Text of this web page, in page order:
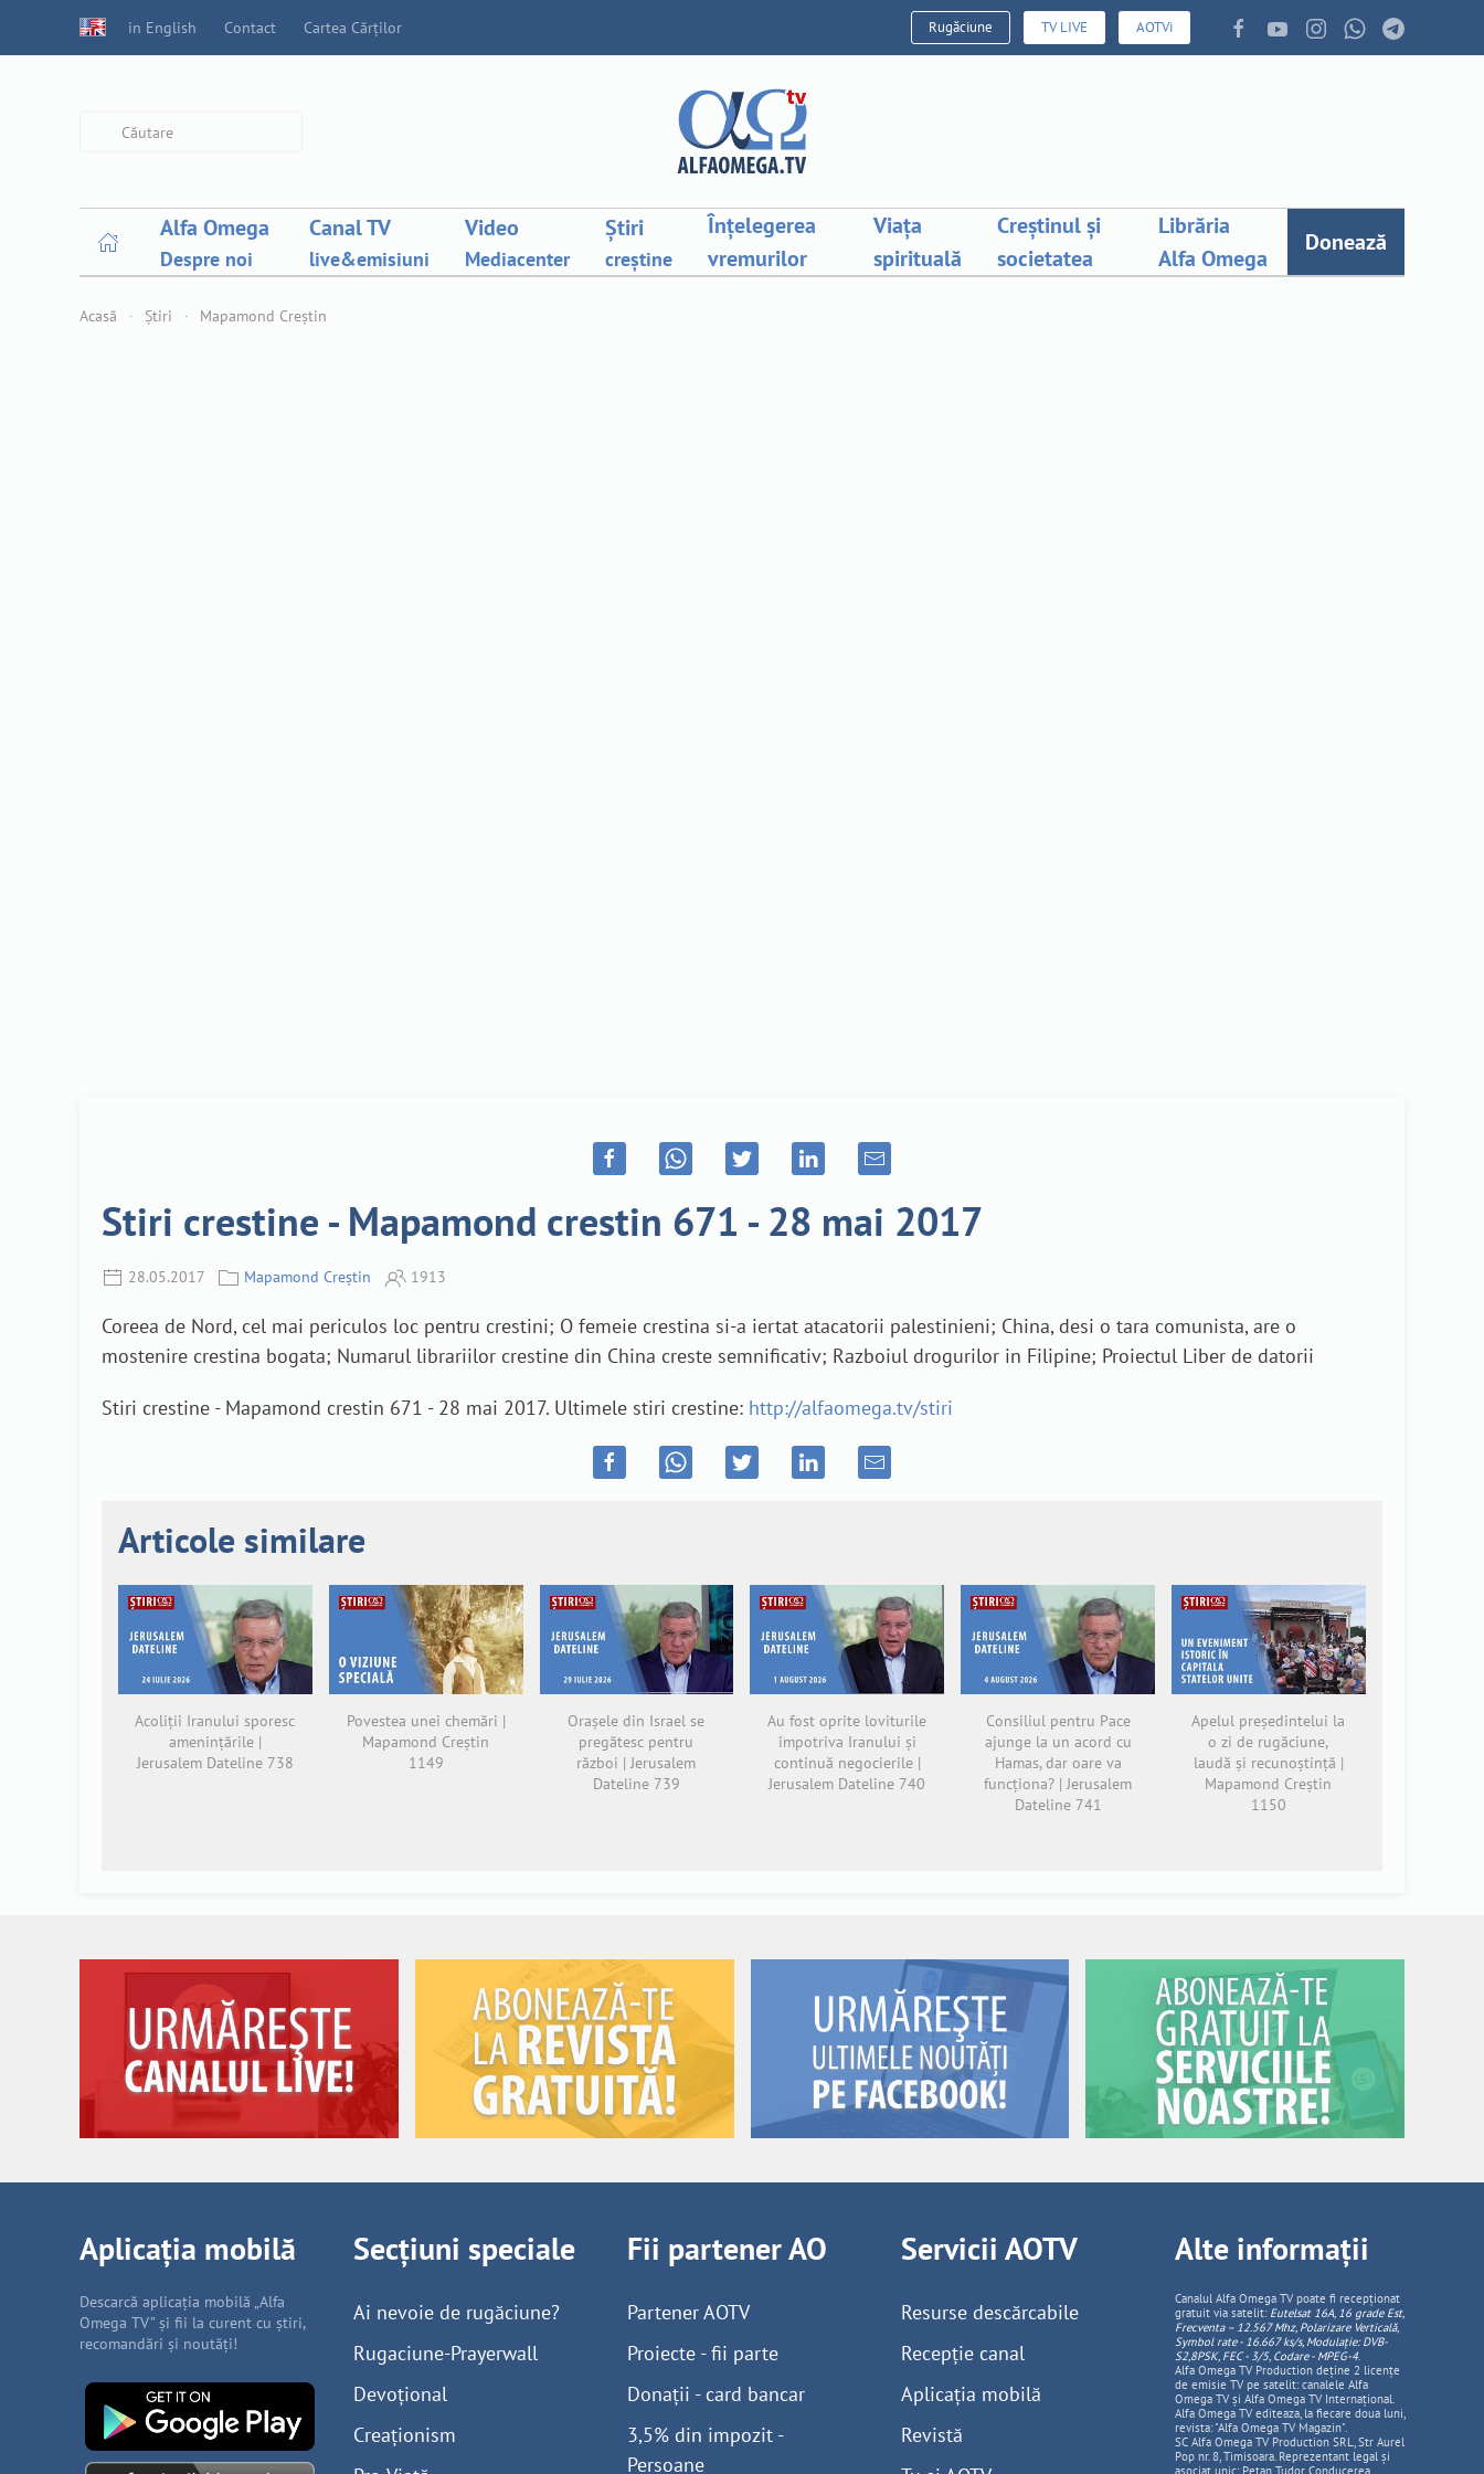
in English Contact Cartea Cărților Rugăciune TV LIVE AOTVi
Alfa Omega
Despre noi
Canal TV
live&emisiuni
Video
Mediacenter
Știri
creștine
Înțelegerea
vremurilor
Viața
spirituală
Creștinul și
societatea
Librăria
Alfa Omega
Donează
Acasă Știri Mapamond Creștin
Stiri crestine - Mapamond crestin 671 - 28 mai 2017
28.05.2017 Mapamond Creștin 1913
Coreea de Nord, cel mai periculos loc pentru crestini; O femeie crestina si-a iertat atacatorii palestinieni; China, desi o tara comunista, are o
mostenire crestina bogata; Numarul librariilor crestine din China creste semnificativ; Razboiul drogurilor in Filipine; Proiectul Liber de datorii
Stiri crestine - Mapamond crestin 671 - 28 mai 2017. Ultimele stiri crestine: http://alfaomega.tv/stiri
Articole similare
Acoliții Iranului sporesc
amenințările |
Jerusalem Dateline 738
Povestea unei chemări |
Mapamond Creștin
1149
Orașele din Israel se
pregătesc pentru
război | Jerusalem
Dateline 739
Au fost oprite loviturile
împotriva Iranului și
continuă negocierile |
Jerusalem Dateline 740
Consiliul pentru Pace
ajunge la un acord cu
Hamas, dar oare va
funcționa? | Jerusalem
Dateline 741
Apelul președintelui la
o zi de rugăciune,
laudă și recunoștință |
Mapamond Creștin
1150
Aplicația mobilă
Descarcă aplicația mobilă „Alfa
Omega TV” și fii la curent cu știri,
recomandări și noutăți!
Secțiuni speciale
Ai nevoie de rugăciune?
Rugaciune-Prayerwall
Devoțional
Creaționism
Fii partener AO
Partener AOTV
Proiecte - fii parte
Donații - card bancar
3,5% din impozit -
Persoane
Servicii AOTV
Resurse descărcabile
Recepție canal
Aplicația mobilă
Revistă
Alte informații
Canalul Alfa Omega TV poate fi recepționat
gratuit via satelit: Eutelsat 16A, 16 grade Est,
Frecventa – 12.567 Mhz, PolarizareVerticală,
Symbol rate - 16.667 ks/s, Modulație: DVB-
S2,8PSK, FEC - 3/5, Codare - MPEG-4.
Alfa Omega TV Production deține 2 licențe
de emisie TV pe satelit: canalele Alfa
Omega TV și Alfa Omega TV Internațional.
Alfa Omega TV editeaza, la fiecare doua luni,
revista: "Alfa Omega TV Magazin".
SC Alfa Omega TV Production SRL, Str Aurel
Pop nr. 8, Timisoara. Reprezentant legal și
asociat unic: Pețan Tudor. Conducerea